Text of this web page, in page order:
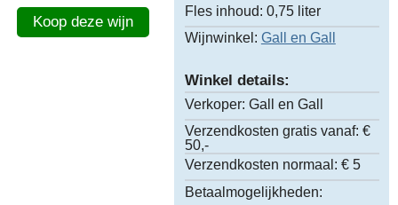
Koop deze wijn
Fles inhoud: 0,75 liter
Wijnwinkel: Gall en Gall
Winkel details:
Verkoper: Gall en Gall
Verzendkosten gratis vanaf: €
50,-
Verzendkosten normaal: € 5
Betaalmogelijkheden: